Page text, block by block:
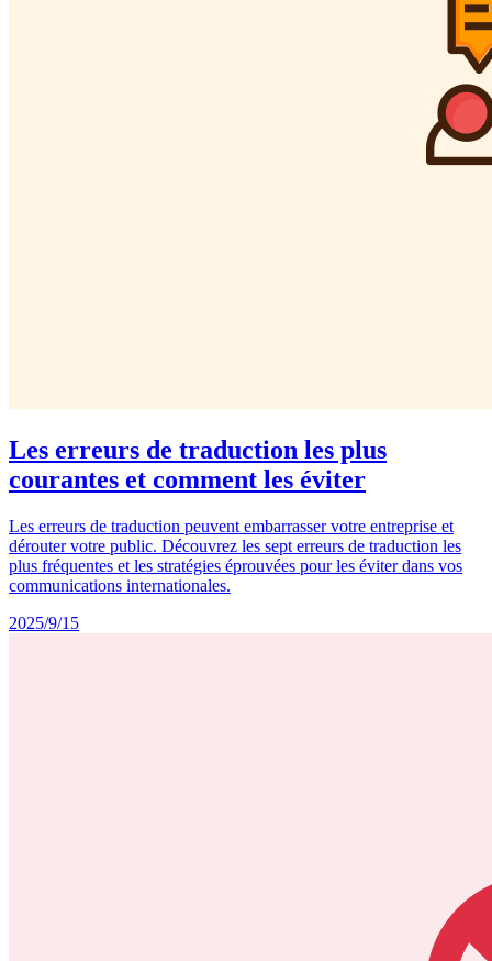
Les erreurs de traduction les plus
courantes et comment les éviter
Les erreurs de traduction peuvent embarrasser votre entreprise et
dérouter votre public. Découvrez les sept erreurs de traduction les
plus fréquentes et les stratégies éprouvées pour les éviter dans vos
communications internationales.
2025/9/15